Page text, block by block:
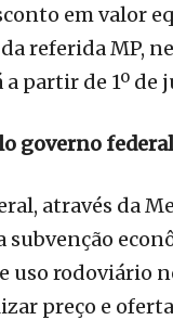
em valor
referida MP,
partir de 1º de
governo federal
através da
subvenção
rodoviário
preço e